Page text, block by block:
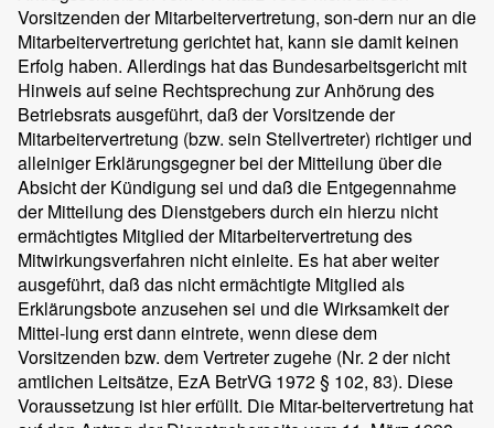
Vorsitzenden der Mitarbeitervertretung, son-dern nur an die
Mitarbeitervertretung gerichtet hat, kann sie damit keinen
Erfolg haben. Allerdings hat das Bundesarbeitsgericht mit
Hinweis auf seine Rechtsprechung zur Anhörung des
Betriebsrats ausgeführt, daß der Vorsitzende der
Mitarbeitervertretung (bzw. sein Stellvertreter) richtiger und
alleiniger Erklärungsgegner bei der Mitteilung über die
Absicht der Kündigung sei und daß die Entgegennahme
der Mitteilung des Dienstgebers durch ein hierzu nicht
ermächtigtes Mitglied der Mitarbeitervertretung des
Mitwirkungsverfahren nicht einleite. Es hat aber weiter
ausgeführt, daß das nicht ermächtigte Mitglied als
Erklärungsbote anzusehen sei und die Wirksamkeit der
Mittei-lung erst dann eintrete, wenn diese dem
Vorsitzenden bzw. dem Vertreter zugehe (Nr. 2 der nicht
amtlichen Leitsätze, EzA BetrVG 1972 § 102, 83). Diese
Voraussetzung ist hier erfüllt. Die Mitar-beitervertretung hat